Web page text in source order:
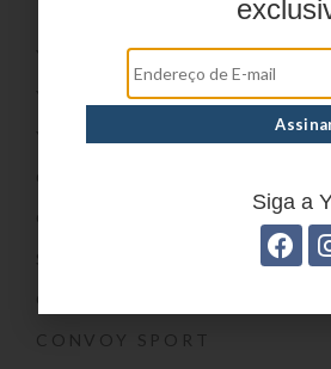
YIN’S PAPER
CONVOY SPORT
Siga a